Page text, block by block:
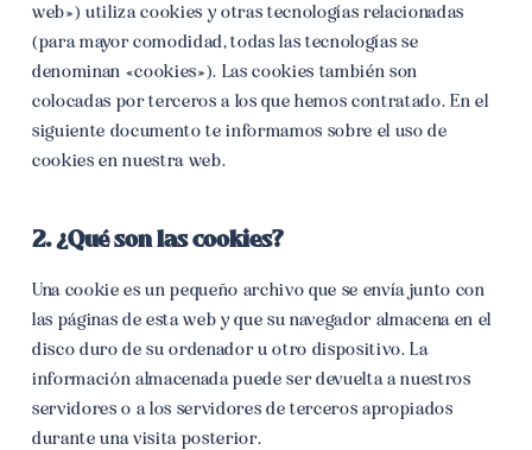
web») utiliza cookies y otras tecnologías relacionadas
(para mayor comodidad, todas las tecnologías se
denominan «cookies»). Las cookies también son
colocadas por terceros a los que hemos contratado. En el
siguiente documento te informamos sobre el uso de
cookies en nuestra web.
2. ¿Qué son las cookies?
Una cookie es un pequeño archivo que se envía junto con
las páginas de esta web y que su navegador almacena en el
disco duro de su ordenador u otro dispositivo. La
información almacenada puede ser devuelta a nuestros
servidores o a los servidores de terceros apropiados
durante una visita posterior.